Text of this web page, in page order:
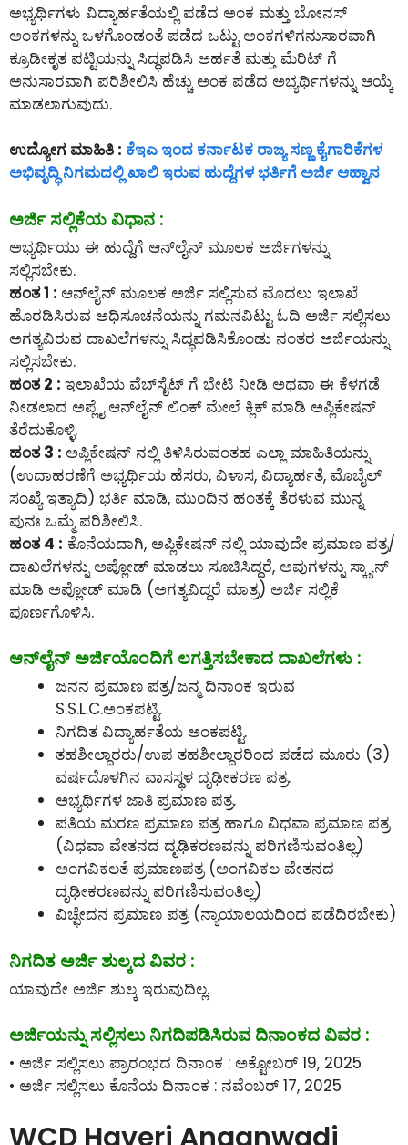
ಅಭ್ಯರ್ಥಿಗಳು ವಿದ್ಯಾರ್ಹತೆಯಲ್ಲಿ ಪಡೆದ ಅಂಕ ಮತ್ತು ಬೋನಸ್
ಅಂಕಗಳನ್ನು ಒಳಗೊಂಡಂತೆ ಪಡೆದ ಒಟ್ಟು ಅಂಕಗಳಿಗನುಸಾರವಾಗಿ
ಕ್ರೂಡೀಕೃತ ಪಟ್ಟಿಯನ್ನು ಸಿದ್ಧಪಡಿಸಿ ಅರ್ಹತೆ ಮತ್ತು ಮೆರಿಟ್ ಗೆ
ಅನುಸಾರವಾಗಿ ಪರಿಶೀಲಿಸಿ ಹೆಚ್ಚು ಅಂಕ ಪಡೆದ ಅಭ್ಯರ್ಥಿಗಳನ್ನು ಆಯ್ಕೆ
ಮಾಡಲಾಗುವುದು.
ಉದ್ಯೋಗ ಮಾಹಿತಿ : ಕೆಇಎ ಇಂದ ಕರ್ನಾಟಕ ರಾಜ್ಯ ಸಣ್ಣ ಕೈಗಾರಿಕೆಗಳ
ಅಭಿವೃದ್ಧಿ ನಿಗಮದಲ್ಲಿ ಖಾಲಿ ಇರುವ ಹುದ್ದೆಗಳ ಭರ್ತಿಗೆ ಅರ್ಜಿ ಆಹ್ವಾನ
ಅರ್ಜಿ ಸಲ್ಲಿಕೆಯ ವಿಧಾನ :
ಅಭ್ಯರ್ಥಿಯು ಈ ಹುದ್ದೆಗೆ ಆನ್‌ಲೈನ್‌ ಮೂಲಕ ಅರ್ಜಿಗಳನ್ನು
ಸಲ್ಲಿಸಬೇಕು.
ಹಂತ 1 : ಆನ್‌ಲೈನ್‌ ಮೂಲಕ ಅರ್ಜಿ ಸಲ್ಲಿಸುವ ಮೊದಲು ಇಲಾಖೆ
ಹೊರಡಿಸಿರುವ ಅಧಿಸೂಚನೆಯನ್ನು ಗಮನವಿಟ್ಟು ಓದಿ ಅರ್ಜಿ ಸಲ್ಲಿಸಲು
ಅಗತ್ಯವಿರುವ ದಾಖಲೆಗಳನ್ನು ಸಿದ್ಧಪಡಿಸಿಕೊಂಡು ನಂತರ ಅರ್ಜಿಯನ್ನು
ಸಲ್ಲಿಸಬೇಕು.
ಹಂತ 2 : ಇಲಾಖೆಯ ವೆಬ್‌ಸೈಟ್ ಗೆ ಭೇಟಿ ನೀಡಿ ಅಥವಾ ಈ ಕೆಳಗಡೆ
ನೀಡಲಾದ ಅಪ್ಲೈ ಆನ್‌ಲೈನ್‌ ಲಿಂಕ್ ಮೇಲೆ ಕ್ಲಿಕ್ ಮಾಡಿ ಅಪ್ಲಿಕೇಷನ್
ತೆರೆದುಕೊಳ್ಳಿ.
ಹಂತ 3 : ಅಪ್ಲಿಕೇಷನ್ ನಲ್ಲಿ ತಿಳಿಸಿರುವಂತಹ ಎಲ್ಲಾ ಮಾಹಿತಿಯನ್ನು
(ಉದಾಹರಣೆಗೆ ಅಭ್ಯರ್ಥಿಯ ಹೆಸರು, ವಿಳಾಸ, ವಿದ್ಯಾರ್ಹತೆ, ಮೊಬೈಲ್
ಸಂಖ್ಯೆ ಇತ್ಯಾದಿ) ಭರ್ತಿ ಮಾಡಿ, ಮುಂದಿನ ಹಂತಕ್ಕೆ ತೆರಳುವ ಮುನ್ನ
ಪುನಃ ಒಮ್ಮೆ ಪರಿಶೀಲಿಸಿ.
ಹಂತ 4 : ಕೊನೆಯದಾಗಿ, ಅಪ್ಲಿಕೇಷನ್ ನಲ್ಲಿ ಯಾವುದೇ ಪ್ರಮಾಣ ಪತ್ರ/
ದಾಖಲೆಗಳನ್ನು ಅಪ್ಲೋಡ್ ಮಾಡಲು ಸೂಚಿಸಿದ್ದರೆ, ಅವುಗಳನ್ನು ಸ್ಕ್ಯಾನ್
ಮಾಡಿ ಅಪ್ಲೋಡ್ ಮಾಡಿ (ಅಗತ್ಯವಿದ್ದರೆ ಮಾತ್ರ) ಅರ್ಜಿ ಸಲ್ಲಿಕೆ
ಪೂರ್ಣಗೊಳಿಸಿ.
ಆನ್‌ಲೈನ್‌ ಅರ್ಜಿಯೊಂದಿಗೆ ಲಗತ್ತಿಸಬೇಕಾದ ದಾಖಲೆಗಳು :
ಜನನ ಪ್ರಮಾಣ ಪತ್ರ/ಜನ್ಮ ದಿನಾಂಕ ಇರುವ
S.S.L.C.ಅಂಕಪಟ್ಟಿ.
ನಿಗದಿತ ವಿದ್ಯಾರ್ಹತೆಯ ಅಂಕಪಟ್ಟಿ.
ತಹಶೀಲ್ದಾರರು/ಉಪ ತಹಶೀಲ್ದಾರರಿಂದ ಪಡೆದ ಮೂರು (3)
ವರ್ಷದೊಳಗಿನ ವಾಸಸ್ಥಳ ದೃಢೀಕರಣ ಪತ್ರ.
ಅಭ್ಯರ್ಥಿಗಳ ಜಾತಿ ಪ್ರಮಾಣ ಪತ್ರ.
ಪತಿಯ ಮರಣ ಪ್ರಮಾಣ ಪತ್ರ ಹಾಗೂ ವಿಧವಾ ಪ್ರಮಾಣ ಪತ್ರ
(ವಿಧವಾ ವೇತನದ ದೃಢಿಕರಣವನ್ನು ಪರಿಗಣಿಸುವಂತಿಲ್ಲ)
ಅಂಗವಿಕಲತೆ ಪ್ರಮಾಣಪತ್ರ (ಅಂಗವಿಕಲ ವೇತನದ
ದೃಢೀಕರಣವನ್ನು ಪರಿಗಣಿಸುವಂತಿಲ್ಲ)
ವಿಚ್ಛೇದನ ಪ್ರಮಾಣ ಪತ್ರ (ನ್ಯಾಯಾಲಯದಿಂದ ಪಡೆದಿರಬೇಕು)
ನಿಗದಿತ ಅರ್ಜಿ ಶುಲ್ಕದ ವಿವರ :
ಯಾವುದೇ ಅರ್ಜಿ ಶುಲ್ಕ ಇರುವುದಿಲ್ಲ.
ಅರ್ಜಿಯನ್ನು ಸಲ್ಲಿಸಲು ನಿಗದಿಪಡಿಸಿರುವ ದಿನಾಂಕದ ವಿವರ :
• ಅರ್ಜಿ ಸಲ್ಲಿಸಲು ಪ್ರಾರಂಭದ ದಿನಾಂಕ : ಅಕ್ಟೋಬರ್ 19, 2025
• ಅರ್ಜಿ ಸಲ್ಲಿಸಲು ಕೊನೆಯ ದಿನಾಂಕ : ನವೆಂಬರ್ 17, 2025